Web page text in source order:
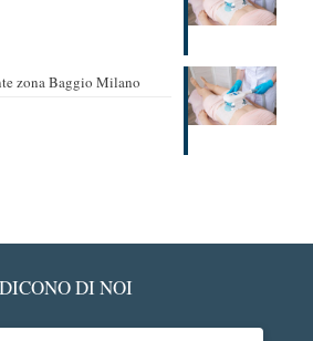
zona Baggio Milano
DICONO DI NOI